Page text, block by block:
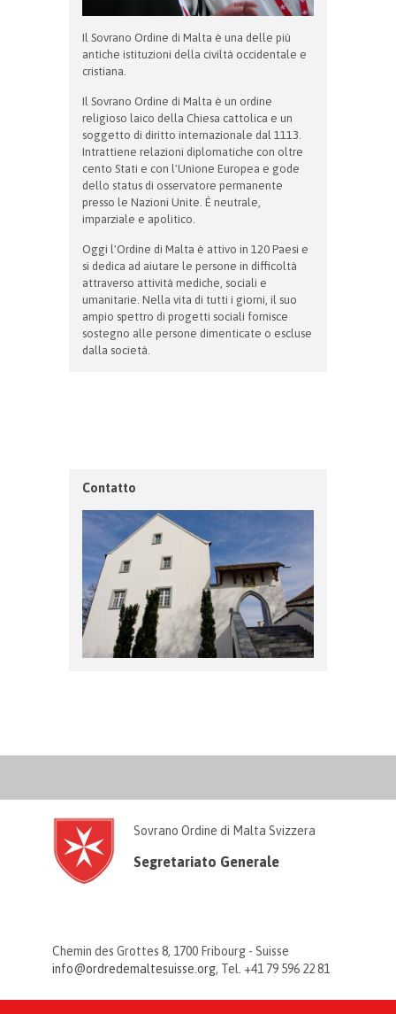
Il Sovrano Ordine di Malta è una delle più
antiche istituzioni della civiltà occidentale e
cristiana.
Il Sovrano Ordine di Malta è un ordine
religioso laico della Chiesa cattolica e un
soggetto di diritto internazionale dal 1113.
Intrattiene relazioni diplomatiche con oltre
cento Stati e con l'Unione Europea e gode
dello status di osservatore permanente
presso le Nazioni Unite. È neutrale,
imparziale e apolitico.
Oggi l'Ordine di Malta è attivo in 120 Paesi e
si dedica ad aiutare le persone in difficoltà
attraverso attività mediche, sociali e
umanitarie. Nella vita di tutti i giorni, il suo
ampio spettro di progetti sociali fornisce
sostegno alle persone dimenticate o escluse
dalla società.
Contatto
Sovrano Ordine di Malta Svizzera
Segretariato Generale
Chemin des Grottes 8, 1700 Fribourg - Suisse
info@ordredemaltesuisse.org, Tel. +41 79 596 22 81